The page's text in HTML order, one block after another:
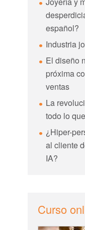
español?
Industria
El diseño
próxima
ventas
La
todo lo
¿Hiper-
al cliente
IA?
Curso